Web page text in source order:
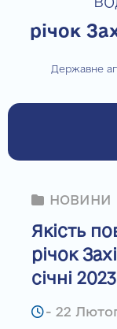
річок
Державне
НОВИНИ
Якість
річок
січні
- 22